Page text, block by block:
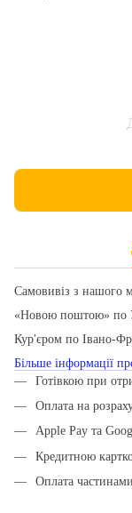
Самовивіз з нашого
«Новою поштою» по
Кур'єром по Івано-
Більше інформації
Готівкою при
Оплата на
Apple Pay та
Кредитною
Оплата